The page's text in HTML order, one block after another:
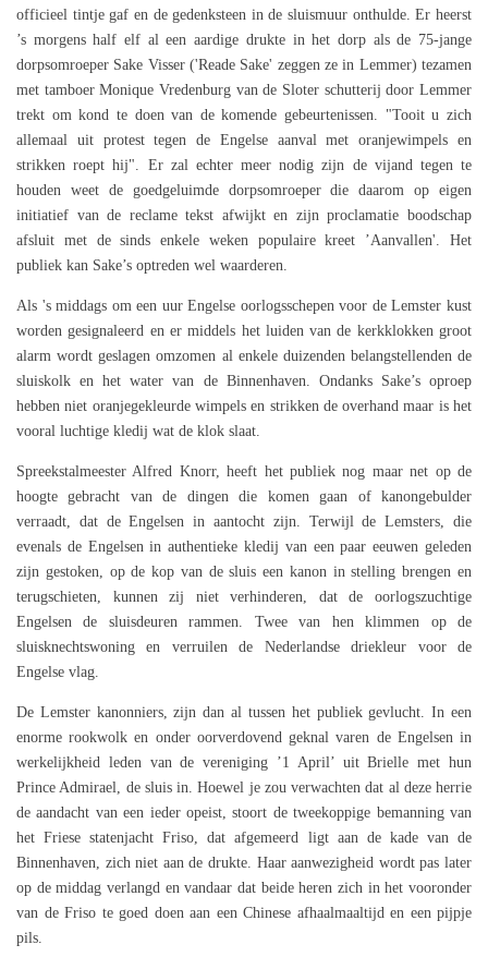
officieel tintje gaf en de gedenksteen in de sluismuur onthulde. Er heerst
’s morgens half elf al een aardige drukte in het dorp als de 75-jange
dorpsomroeper Sake Visser ('Reade Sake' zeggen ze in Lemmer) tezamen
met tamboer Monique Vredenburg van de Sloter schutterij door Lemmer
trekt om kond te doen van de komende gebeurtenissen. "Tooit u zich
allemaal uit protest tegen de Engelse aanval met oranjewimpels en
strikken roept hij". Er zal echter meer nodig zijn de vijand tegen te
houden weet de goedgeluimde dorpsomroeper die daarom op eigen
initiatief van de reclame tekst afwijkt en zijn proclamatie boodschap
afsluit met de sinds enkele weken populaire kreet ’Aanvallen'. Het
publiek kan Sake’s optreden wel waarderen.
Als 's middags om een uur Engelse oorlogsschepen voor de Lemster kust
worden gesignaleerd en er middels het luiden van de kerkklokken groot
alarm wordt geslagen omzomen al enkele duizenden belangstellenden de
sluiskolk en het water van de Binnenhaven. Ondanks Sake’s oproep
hebben niet oranjegekleurde wimpels en strikken de overhand maar is het
vooral luchtige kledij wat de klok slaat.
Spreekstalmeester Alfred Knorr, heeft het publiek nog maar net op de
hoogte gebracht van de dingen die komen gaan of kanongebulder
verraadt, dat de Engelsen in aantocht zijn. Terwijl de Lemsters, die
evenals de Engelsen in authentieke kledij van een paar eeuwen geleden
zijn gestoken, op de kop van de sluis een kanon in stelling brengen en
terugschieten, kunnen zij niet verhinderen, dat de oorlogszuchtige
Engelsen de sluisdeuren rammen. Twee van hen klimmen op de
sluisknechtswoning en verruilen de Nederlandse driekleur voor de
Engelse vlag.
De Lemster kanonniers, zijn dan al tussen het publiek gevlucht. In een
enorme rookwolk en onder oorverdovend geknal varen de Engelsen in
werkelijkheid leden van de vereniging ’1 April’ uit Brielle met hun
Prince Admirael, de sluis in. Hoewel je zou verwachten dat al deze herrie
de aandacht van een ieder opeist, stoort de tweekoppige bemanning van
het Friese statenjacht Friso, dat afgemeerd ligt aan de kade van de
Binnenhaven, zich niet aan de drukte. Haar aanwezigheid wordt pas later
op de middag verlangd en vandaar dat beide heren zich in het vooronder
van de Friso te goed doen aan een Chinese afhaalmaaltijd en een pijpje
pils.